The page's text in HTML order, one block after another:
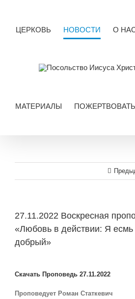
ЦЕРКОВЬ НОВОСТИ О
МАТЕРИАЛЫ ПОЖЕРТВОВАТЬ
27.11.2022 Воскресная
«Любовь в действии: Я
добрый»
Image
Скачать Проповедь 27.11.2022
Проповедует Роман Статкевич